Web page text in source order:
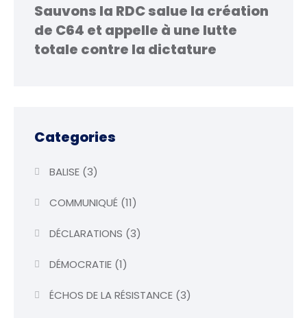
Sauvons la RDC salue la création
de C64 et appelle à une lutte
totale contre la dictature
Categories
BALISE(3)
COMMUNIQUÉ(11)
DÉCLARATIONS (3)
DÉMOCRATIE(1)
ÉCHOS DE LA RÉSISTANCE(3)